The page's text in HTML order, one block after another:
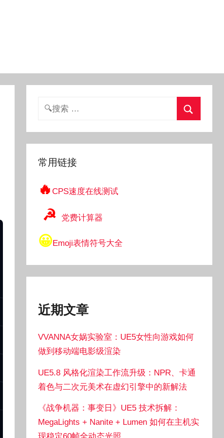
搜
常用链接
🔥CPS速度在线测试
☭ 党费计算器
😀Emoji表情符号大全
近期文章
VVANNA女娲实验室：UE5女性向游戏如何
做到移动端电影级渲染
UE5.8 风格化渲染工作流升级：NPR、卡通
着色与二次元美术在虚幻引擎中的新解法
《战争机器：事变日》UE5 技术拆解：
MegaLights + Nanite + Lumen 如何在主机实